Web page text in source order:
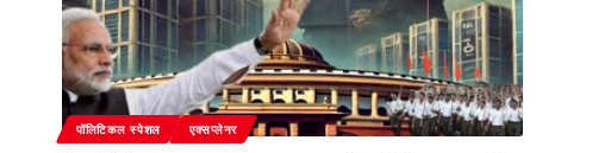
पॉलिटिकल स्पेशल एक्सप्लेनर